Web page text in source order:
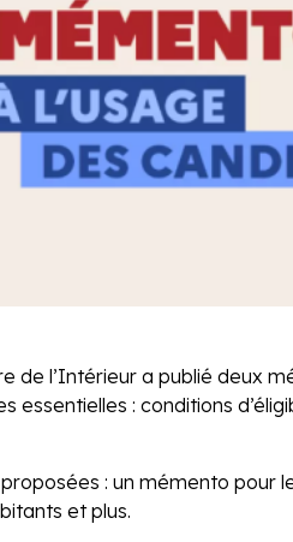
de l’Intérieur a publié
essentielles : conditions
: un mémento
et plus.